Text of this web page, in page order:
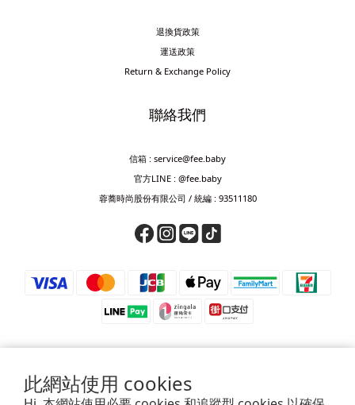
此網站使用 cookies
退換貨政策
運送政策
Return & Exchange Policy
聯絡我們
信箱 : service@fee.baby
官方LINE : @fee.baby
蓉蕎時尚股份有限公司 / 統編 : 93511180
⚠️ 防詐騙提醒 ⚠️